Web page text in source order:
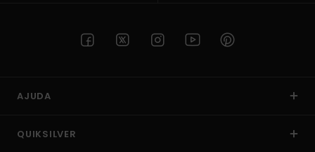
AJUDA
QUIKSILVER